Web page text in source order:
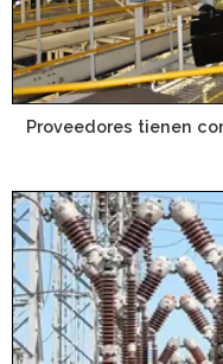
Proveedores tienen